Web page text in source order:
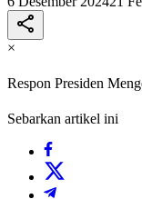
×
Respon Presiden
Sebarkan artikel ini